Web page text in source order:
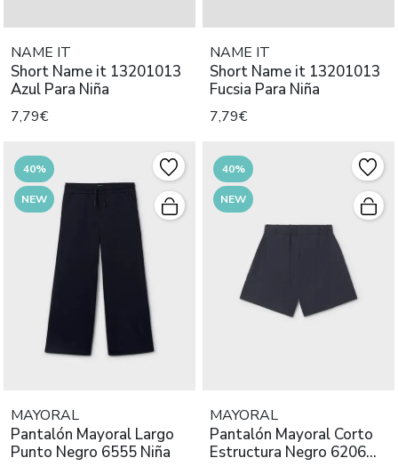
NAME IT
Short Name it 13201013
Azul Para Niña
7,79€
NAME IT
Short Name it 13201013
Fucsia Para Niña
7,79€
40%
NEW
MAYORAL
Pantalón Mayoral Largo
Punto Negro 6555 Niña
40%
NEW
MAYORAL
Pantalón Mayoral Corto
Estructura Negro 6206